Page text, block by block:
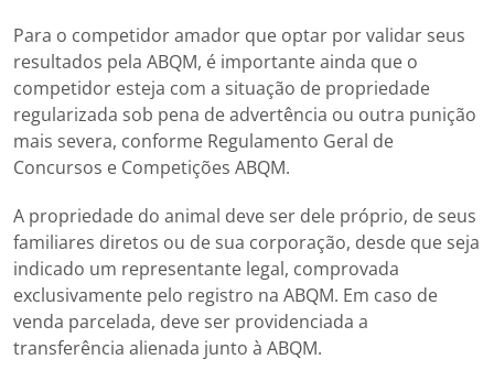
Para o competidor amador que optar por validar seus
resultados pela ABQM, é importante ainda que o
competidor esteja com a situação de propriedade
regularizada sob pena de advertência ou outra punição
mais severa, conforme Regulamento Geral de
Concursos e Competições ABQM.
A propriedade do animal deve ser dele próprio, de seus
familiares diretos ou de sua corporação, desde que seja
indicado um representante legal, comprovada
exclusivamente pelo registro na ABQM. Em caso de
venda parcelada, deve ser providenciada a
transferência alienada junto à ABQM.